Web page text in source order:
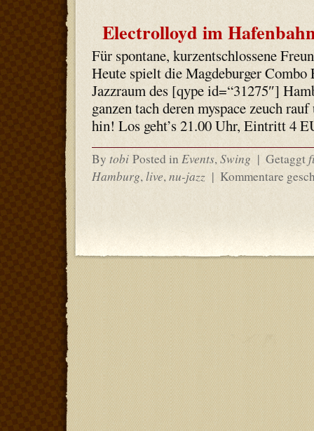
Electrolloyd im
Für spontane, kurzentschlossene
Heute spielt die Magdeburger
Jazzraum des [qype id=“31275″]
ganzen tach deren myspace zeuch
hin! Los geht’s 21.00 Uhr, Eintritt 4
By tobi Posted inEvents,Swing | Getaggt
Hamburg,live,nu-jazz | Kommentare